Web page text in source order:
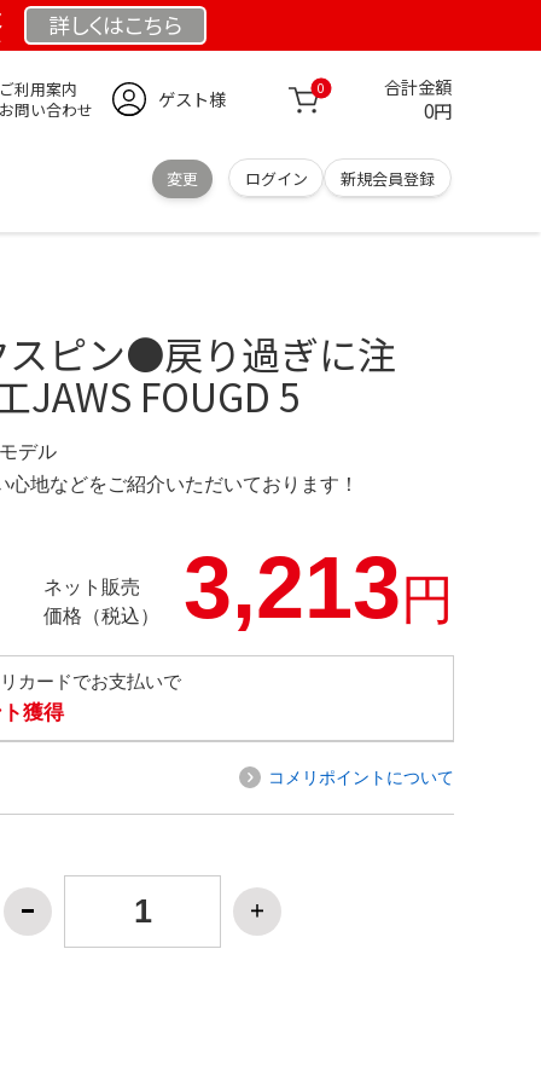
詳しくはこちら
利用案内
問い合わせ
ゲスト様 0 合計金額
0円
変更 ログイン 新規会員登録
ピン●戻り過ぎに注
JAWS FOUGD 5
デル
地などをご紹介いただいております！
ネット販売
価格（税込）
3,213円
カードでお支払いで
獲得
コメリポイントについて